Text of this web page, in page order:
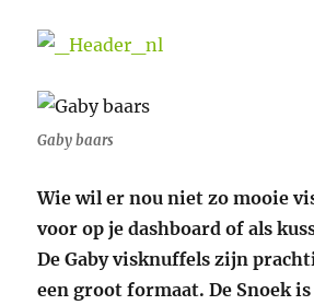
Gaby baars
Wie wil er nou niet zo mooie
voor op je dashboard of als
De Gaby visknuffels zijn
een groot formaat. De Snoek